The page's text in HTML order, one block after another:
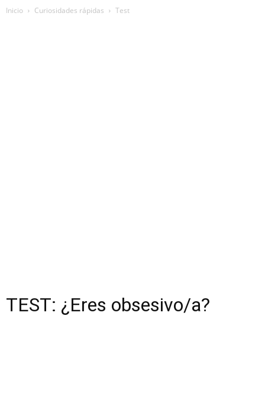
Inicio Curiosidades rápidas Test
TEST: ¿Eres obsesivo/a?